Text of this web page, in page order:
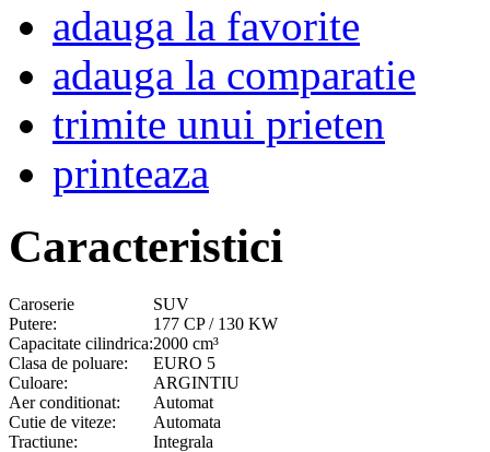
adauga la favorite
adauga la comparatie
trimite unui prieten
printeaza
Caracteristici
Caroserie
SUV
Putere:
177 CP / 130 KW
Capacitate cilindrica:2000 cm³
Clasa de poluare:
EURO 5
Culoare:
ARGINTIU
Aer conditionat:
Automat
Cutie de viteze:
Automata
Tractiune:
Integrala